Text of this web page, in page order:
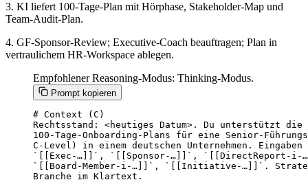
3. KI liefert 100-Tage-Plan mit Hörphase, Stakeholder-Map und
Team-Audit-Plan.
4. GF-Sponsor-Review; Executive-Coach beauftragen; Plan in
vertraulichem HR-Workspace ablegen.
Empfohlener Reasoning-Modus: Thinking-Modus.
Prompt kopieren
# Context (C)
Rechtsstand: <heutiges Datum>. Du unterstützt
100-Tage-Onboarding-Plans für eine Senior-
C-Level) in einem deutschen Unternehmen.
`[[Exec-…]]`, `[[Sponsor-…]]`, `[[DirectReport-
`[[Board-Member-i-…]]`, `[[Initiative-…]]`.
Branche im Klartext.